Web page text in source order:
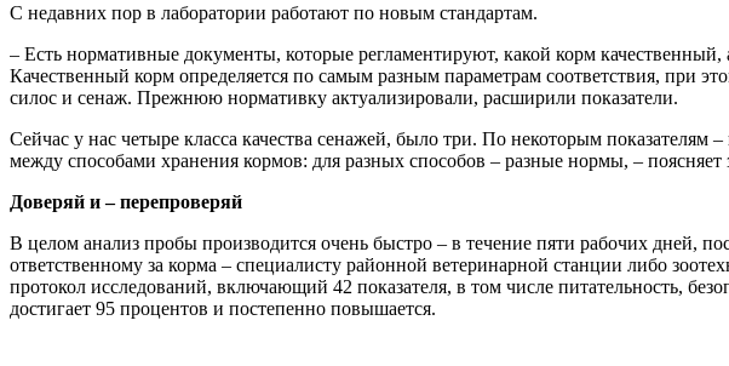
С недавних пор в лаборатории работают по новым стандартам.
– Есть нормативные документы, которые регламентируют, какой корм
Качественный корм определяется по самым разным параметрам соответствия, при
силос и сенаж. Прежнюю нормативку актуализировали, расширили показатели.
Сейчас у нас четыре класса качества сенажей, было три. По некоторым
между способами хранения кормов: для разных способов – разные нормы, – поясняет
Доверяй и – перепроверяй
В целом анализ пробы производится очень быстро – в течение пяти рабочих дней,
ответственному за корма – специалисту районной ветеринарной станции либо
протокол исследований, включающий 42 показателя, в том числе питательность,
достигает 95 процентов и постепенно повышается.